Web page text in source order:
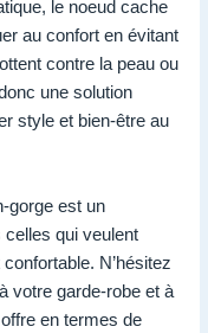
le noeud cache
au confort en évitant
contre la peau ou
une solution
style et bien-être au
gorge est un
qui veulent
N’hésitez
votre garde-robe et à
en termes de